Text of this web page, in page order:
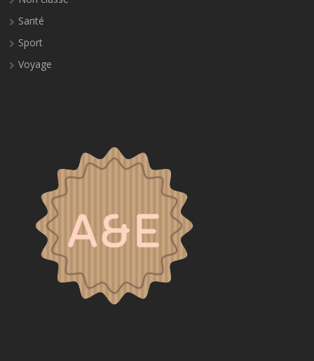
Santé
Sport
Voyage